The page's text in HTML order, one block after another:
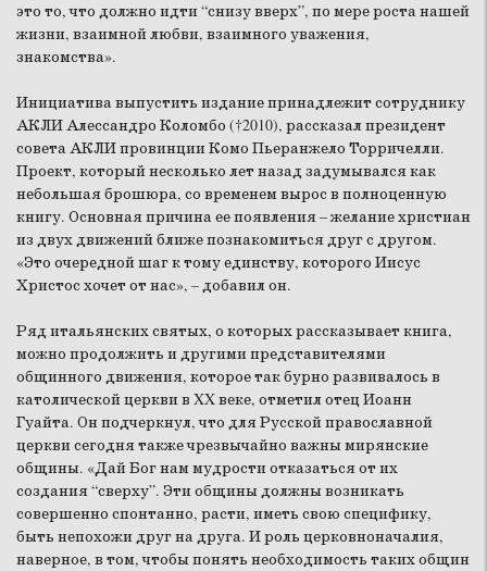
это то, что должно идти “снизу вверх”, по мере роста нашей
жизни, взаимной любви, взаимного уважения,
знакомства».
Инициатива выпустить издание принадлежит сотруднику
АКЛИ Алессандро Коломбо (†2010), рассказал президент
совета АКЛИ провинции Комо Пьеранжело Торричелли.
Проект, который несколько лет назад задумывался как
небольшая брошюра, со временем вырос в полноценную
книгу. Основная причина ее появления – желание христиан
из двух движений ближе познакомиться друг с другом.
«Это очередной шаг к тому единству, которого Иисус
Христос хочет от нас», – добавил он.
Ряд итальянских святых, о которых рассказывает книга,
можно продолжить и другими представителями
общинного движения, которое так бурно развивалось в
католической церкви в XX веке, отметил отец Иоанн
Гуайта. Он подчеркнул, что для Русской православной
церкви сегодня также чрезвычайно важны мирянские
общины. «Дай Бог нам мудрости отказаться от их
создания “сверху”. Эти общины должны возникать
совершенно спонтанно, расти, иметь свою специфику,
быть непохожи друг на друга. И роль церковноначалия,
наверное, в том, чтобы понять необходимость таких общин